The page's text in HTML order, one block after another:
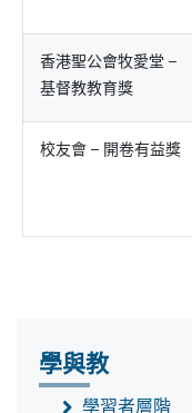
香港聖公會牧愛堂 –
基督教教育獎
校友會 – 開卷有益獎
學與教
學習者層階